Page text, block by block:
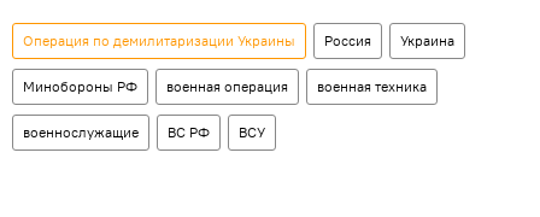
Операция по демилитаризации Украины Россия Украина
Минобороны РФ военная операция военная техника
военнослужащие ВС РФ ВСУ